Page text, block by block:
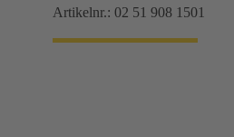
Artikelnr.: 02 51 908 1501